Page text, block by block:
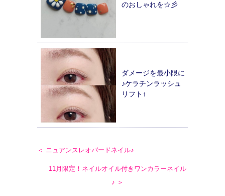
のおしゃれを☆彡
ダメージを最小限に
♪ケラチンラッシュ
リフト↑
＜ ニュアンスレオパードネイル♪
11月限定！ネイルオイル付きワンカラーネイル
♪ ＞